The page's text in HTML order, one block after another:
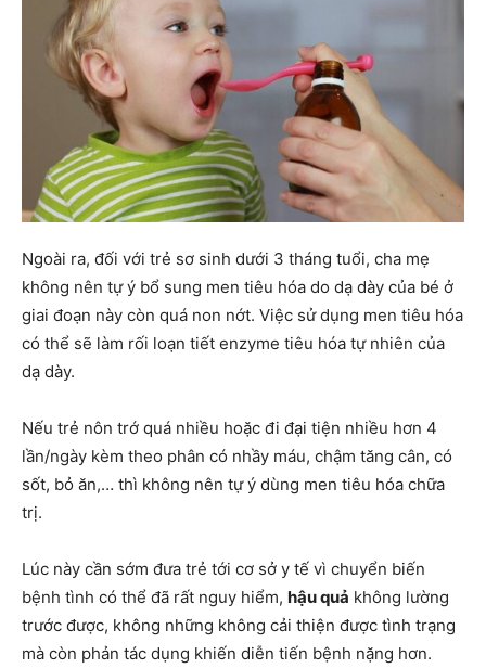
Ngoài ra, đối với trẻ sơ sinh dưới 3 tháng tuổi, cha mẹ
không nên tự ý bổ sung men tiêu hóa do dạ dày của bé ở
giai đoạn này còn quá non nớt. Việc sử dụng men tiêu hóa
có thể sẽ làm rối loạn tiết enzyme tiêu hóa tự nhiên của
dạ dày.
Nếu trẻ nôn trớ quá nhiều hoặc đi đại tiện nhiều hơn 4
lần/ngày kèm theo phân có nhầy máu, chậm tăng cân, có
sốt, bỏ ăn,… thì không nên tự ý dùng men tiêu hóa chữa
trị.
Lúc này cần sớm đưa trẻ tới cơ sở y tế vì chuyển biến
bệnh tình có thể đã rất nguy hiểm, hậu quả không lường
trước được, không những không cải thiện được tình trạng
mà còn phản tác dụng khiến diễn tiến bệnh nặng hơn.